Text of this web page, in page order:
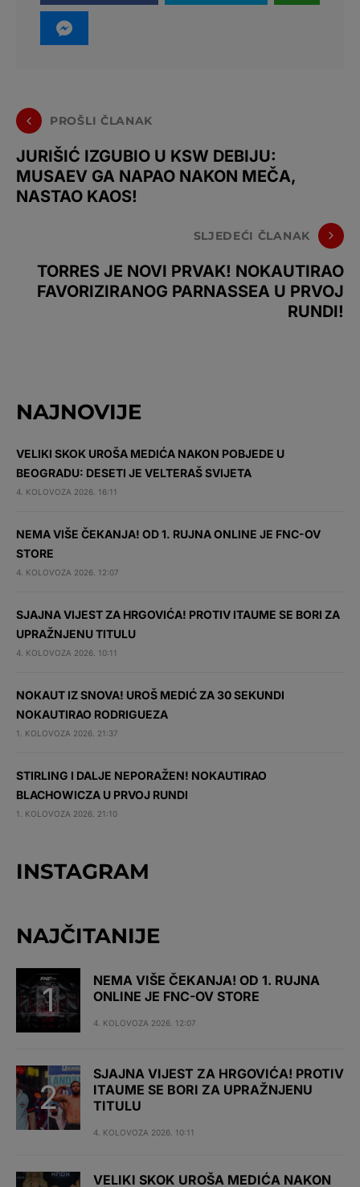
PROŠLI ČLANAK
JURIŠIĆ IZGUBIO U KSW DEBIJU:
MUSAEV GA NAPAO NAKON MEČA,
NASTAO KAOS!
SLJEDEĆI ČLANAK
TORRES JE NOVI PRVAK! NOKAUTIRAO
FAVORIZIRANOG PARNASSEA U PRVOJ
RUNDI!
NAJNOVIJE
VELIKI SKOK UROŠA MEDIĆA NAKON POBJEDE U
BEOGRADU: DESETI JE VELTERAŠ SVIJETA
4. KOLOVOZA 2026. 16:11
NEMA VIŠE ČEKANJA! OD 1. RUJNA ONLINE JE FNC-OV
STORE
4. KOLOVOZA 2026. 12:07
SJAJNA VIJEST ZA HRGOVIĆA! PROTIV ITAUME SE BORI ZA
UPRAŽNJENU TITULU
4. KOLOVOZA 2026. 10:11
NOKAUT IZ SNOVA! UROŠ MEDIĆ ZA 30 SEKUNDI
NOKAUTIRAO RODRIGUEZA
1. KOLOVOZA 2026. 21:37
STIRLING I DALJE NEPORAŽEN! NOKAUTIRAO
BLACHOWICZA U PRVOJ RUNDI
1. KOLOVOZA 2026. 21:10
INSTAGRAM
NAJČITANIJE
NEMA VIŠE ČEKANJA! OD 1. RUJNA
ONLINE JE FNC-OV STORE
4. KOLOVOZA 2026. 12:07
SJAJNA VIJEST ZA HRGOVIĆA! PROTIV
ITAUME SE BORI ZA UPRAŽNJENU
TITULU
4. KOLOVOZA 2026. 10:11
VELIKI SKOK UROŠA MEDIĆA NAKON